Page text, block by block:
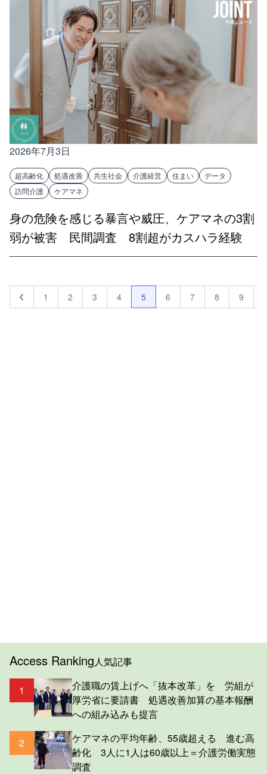
2026年7月3日
超高齢化 処遇改善 共生社会 介護経営 住まい
データ
訪問介護
ケアマネ
身の危険を感じる暴言や威圧、ケアマネの3割
弱が被害 民間調査 8割超がカスハラ経験
1 2 3 4 5 6 7 8 9
Access Ranking人気記事
1
介護職の賃上げへ「抜本改革」を 労組が
厚労省に要請書 処遇改善加算の基本報酬
への組み込みも提言
2
ケアマネの平均年齢、55歳超える 進む高
齢化 3人に1人は60歳以上＝介護労働実態
調査